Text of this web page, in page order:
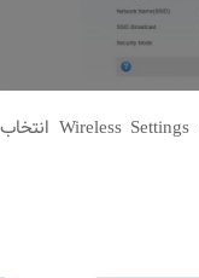
１)وارد منوی Device Settings شوید.۲)گزینه Wireless Settings انتخاب